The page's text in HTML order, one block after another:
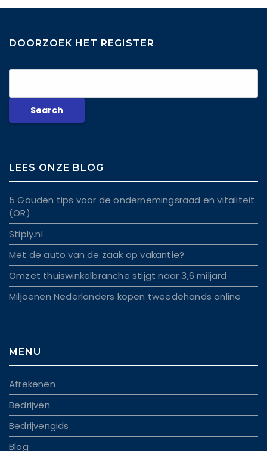
DOORZOEK HET REGISTER
LEES ONZE BLOG
5 Gouden tips voor de ondernemingsraad en vitaliteit
(OR)
Stiply.nl
Met de auto van de zaak op vakantie?
Omzet thuiswinkelbranche stijgt naar 3,6 miljard
Miljoenen Nederlanders kopen tweedehands online
MENU
Afrekenen
Bedrijven
Bedrijvengids
Blog